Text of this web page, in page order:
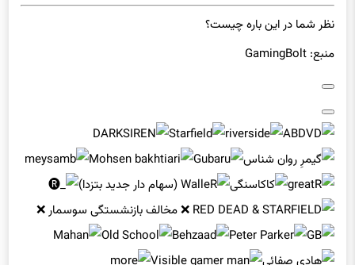
نظر شما در این باره چیست؟
منبع: GamingBolt